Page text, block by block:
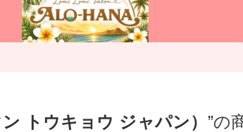
トウキョウ ジャパン） ”の